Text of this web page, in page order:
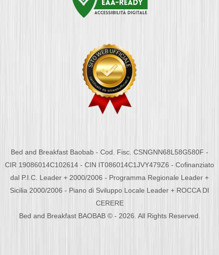
Bed and Breakfast Baobab - Cod. Fisc. CSNGNN68L58G580F -
CIR 19086014C102614 - CIN IT086014C1JVY479Z6 - Cofinanziato
dal P.I.C. Leader + 2000/2006 - Programma Regionale Leader +
Sicilia 2000/2006 - Piano di Sviluppo Locale Leader + ROCCA DI
CERERE
Bed and Breakfast BAOBAB © - 2026. All Rights Reserved.